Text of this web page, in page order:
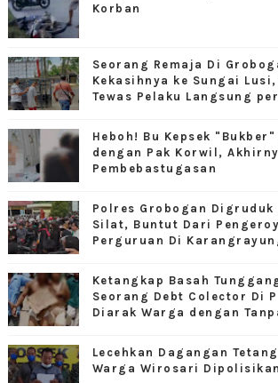
Korban
Seorang Remaja Di
Kekasihnya ke Sungai
Tewas Pelaku Langsung
Heboh! Bu Kepsek
dengan Pak Korwil,
Pembebastugasan
Polres Grobogan Digruduk
Silat, Buntut Dari
Perguruan Di
Ketangkap Basah
Seorang Debt Colector Di
Diarak Warga dengan
Lecehkan Dagangan
Warga Wirosari Dipolisikan